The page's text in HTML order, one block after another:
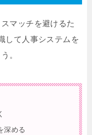
マッチを避けるた
して人事システムを
。
深める